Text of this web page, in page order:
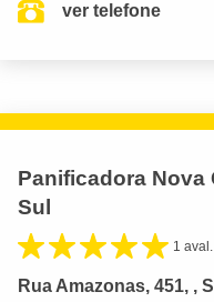
ver telefone
Panificadora Nova
Sul
1 aval.
Rua Amazonas, 451, ,